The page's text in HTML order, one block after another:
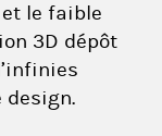
le faible
3D dépôt
design.